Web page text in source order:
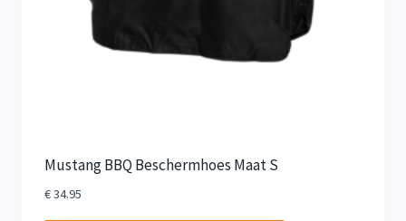
Mustang BBQ Beschermhoes Maat S
€34.95